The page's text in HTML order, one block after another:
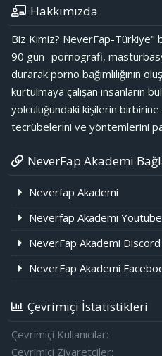
Hakkımızda
Biz Kimiz? NeverFap-Türkiye"
90 gün- pornografi,
durarak porno bağımlılığının
kurtulmaya çalışan insanların
yolculuğundaki kişilerin
tecrübelerini ve yöntemlerini
NeverFap Akademi
Neverfap Akademi
Neverfap Akademi Youtube
NeverFap Akademi Discord
NeverFap Akademi
Çevrimiçi İstatistikleri
Çevrimiçi Kullanıcılar
Çevrimiçi Ziyaretçiler